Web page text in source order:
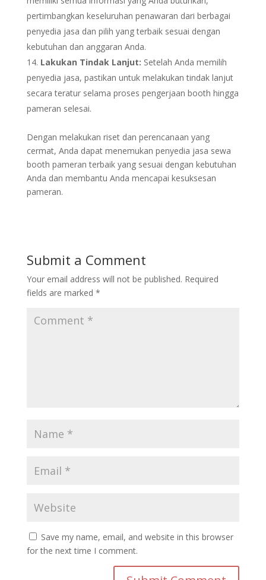
pertimbangkan keseluruhan penawaran dari berbagai
penyedia jasa dan pilih yang terbaik sesuai dengan
kebutuhan dan anggaran Anda.
Lakukan Tindak Lanjut: Setelah Anda memilih
penyedia jasa, pastikan untuk melakukan tindak lanjut
secara teratur selama proses pengerjaan booth hingga
pameran selesai.
Dengan melakukan riset dan perencanaan yang
cermat, Anda dapat menemukan penyedia jasa sewa
booth pameran terbaik yang sesuai dengan kebutuhan
Anda dan membantu Anda mencapai kesuksesan
pameran.
Submit a Comment
Your email address will not be published. Required
fields are marked *
Save my name, email, and website in this browser
for the next time I comment.